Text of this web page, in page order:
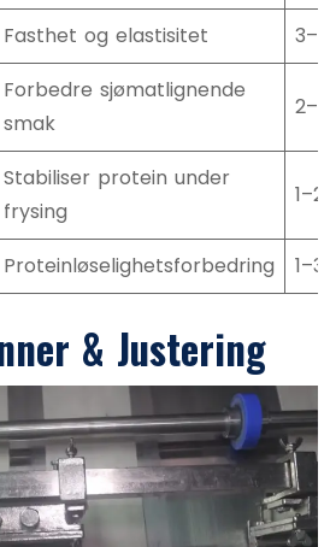
Fasthet og elastisitet
Forbedre sjømatlignende
smak
Stabiliser protein under
frysing
Proteinløselighetsforbedring
& Justering